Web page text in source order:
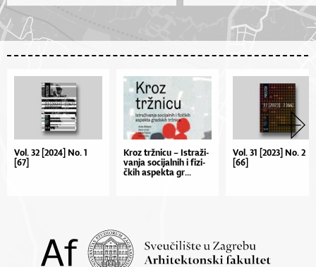
Vol. 32 [2024] No. 1
[67]
Kroz tr­žni­cu – Is­tra­ži­
van­ja so­ci­jal­nih i fi­zi­
čkih as­pek­ta gr...
Vol. 31 [2023] No. 2
[66]